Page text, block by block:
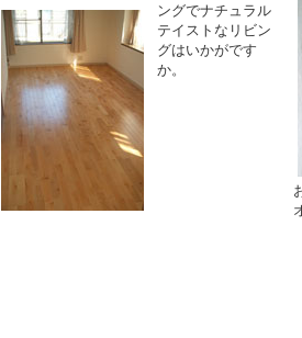
ングでナチュラル
テイストなリビン
グはいかがです
か。